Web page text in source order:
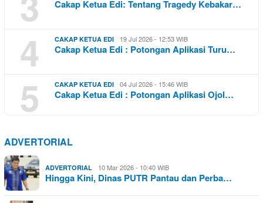
Cakap Ketua Edi: Tentang Tragedy Kebakar…
4 CAKAP KETUA EDI 19 Jul 2026 - 12:53 WIB
Cakap Ketua Edi : Potongan Aplikasi Turu…
5 CAKAP KETUA EDI 04 Jul 2026 - 15:46 WIB
Cakap Ketua Edi : Potongan Aplikasi Ojol…
ADVERTORIAL
ADVERTORIAL 10 Mar 2026 - 10:40 WIB
Hingga Kini, Dinas PUTR Pantau dan Perba…